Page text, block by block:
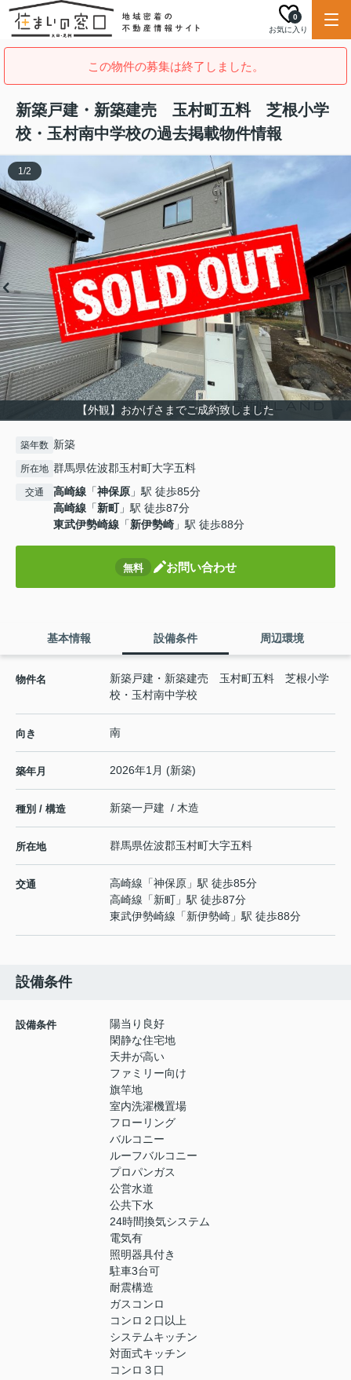
お気に入り
0
この物件の募集は終了しました。
新築戸建・新築建売 玉村町五料 芝根小学
校・玉村南中学校の過去掲載物件情報
【外観】おかげさまでご成約致しました
1/2
築年数 新築
所在地 群馬県佐波郡玉村町大字五料
交通 高崎線 「神保原 」駅 徒歩85分
高崎線 「新町」駅 徒歩87分
東武伊勢崎線 「新伊勢崎 」駅 徒歩88分
無料 お問い合わせ
基本情報 設備条件 周辺環境
物件名
新築戸建・新築建売 玉村町五料 芝根小学
校・玉村南中学校
向き 南
築年月 2026年1月 (新築)
種別 / 構造 新築一戸建 / 木造
所在地 群馬県佐波郡玉村町大字五料
交通 高崎線 「神保原 」駅 徒歩85分
高崎線 「新町 」駅 徒歩87分
東武伊勢崎線 「新伊勢崎 」駅 徒歩88分
設備条件
設備条件
陽当り良好
閑静な住宅地
天井が高い
ファミリー向け
旗竿地
室内洗濯機置場
フローリング
バルコニー
ルーフバルコニー
プロパンガス
公営水道
公共下水
24時間換気システム
電気有
照明器具付き
駐車3台可
耐震構造
ガスコンロ
コンロ２口以上
システムキッチン
対面式キッチン
コンロ３口